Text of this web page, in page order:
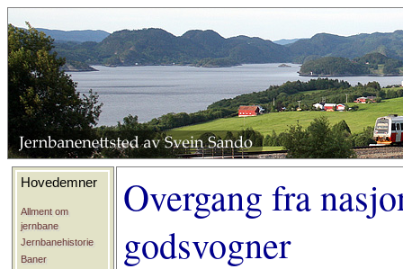
Hovedemner
Allment om
jernbane
Jernbanehistorie
Baner
Overgang fra
godsvogner